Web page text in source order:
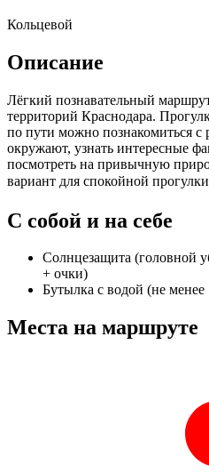
Кольцевой
Описание
Лёгкий познавательный
территорий Краснодара.
по пути можно познакомиться с
окружают, узнать интересные
посмотреть на привычную
вариант для спокойной
С собой и на себе
Солнцезащита (головной
+ очки)
Бутылка с водой (не менее
Места на маршруте